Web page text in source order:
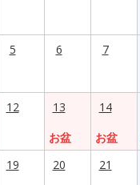
5 6 7
12
13
お盆
14
お盆
19 20 21